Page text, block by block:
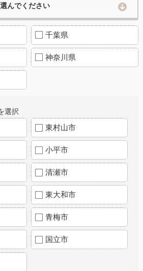
んでください
千葉県
神奈川県
選択
東村山市
小平市
清瀬市
東大和市
青梅市
国立市